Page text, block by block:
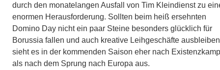
durch den monatelangen Ausfall von Tim Kleindienst zu
enormen Herausforderung. Sollten beim heiß ersehnten
Domino Day nicht ein paar Steine besonders glücklich für
Borussia fallen und auch kreative Leihgeschäfte
sieht es in der kommenden Saison eher nach
als nach dem Sprung nach Europa aus.